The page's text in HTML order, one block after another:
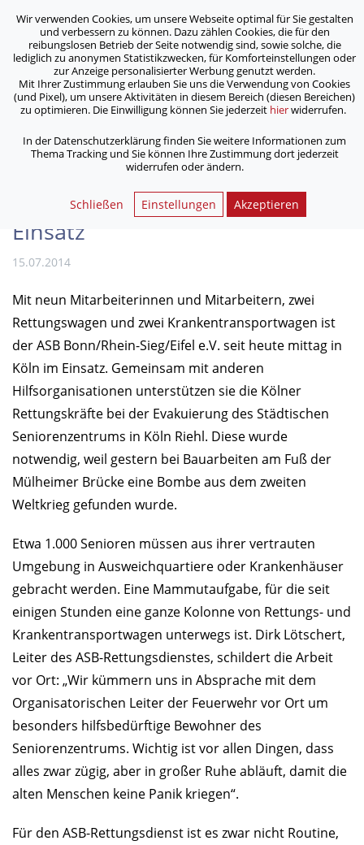
ASB Bonn/Rhein-Sieg/Eifel e.V.
bewegt Menschen
Home / Archiv /
ASB bei Evakuier­ungs­einsatz in Köln nach Bombenfund im
Köln nach Bombenfund im
Einsatz
15.07.2014
Mit neun Mitarbeiterinnen und Mitarbeitern, zwei
Rettungswagen und zwei Krankentransportwagen ist
der ASB Bonn/Rhein-Sieg/Eifel e.V. seit heute mittag in
Köln im Einsatz. Gemeinsam mit anderen
Hilfsorganisationen unterstützen sie die Kölner
Rettungskräfte bei der Evakuierung des Städtischen
Seniorenzentrums in Köln Riehl. Diese wurde
notwendig, weil gestern bei Bauarbeiten am Fuß der
Mülheimer Brücke eine Bombe aus dem zweiten
Weltkrieg gefunden wurde.
Etwa 1.000 Senioren müssen aus ihrer vertrauten
Umgebung in Ausweichquartiere oder Krankenhäuser
gebracht werden. Eine Mammutaufgabe, für die seit
einigen Stunden eine ganze Kolonne von Rettungs- und
Krankentransportwagen unterwegs ist. Dirk Lötschert,
Leiter des ASB-Rettungsdienstes, schildert die Arbeit
vor Ort: „Wir kümmern uns in Absprache mit dem
Organisatorischen Leiter der Feuerwehr vor Ort um
besonders hilfsbedürftige Bewohner des
Seniorenzentrums. Wichtig ist vor allen Dingen, dass
alles zwar zügig, aber in großer Ruhe abläuft, damit die
alten Menschen keine Panik kriegen“.
Für den ASB-Rettungsdienst ist es zwar nicht Routine,
Wir verwenden Cookies, um unsere Webseite optimal für Sie gestalten
und verbessern zu können. Dazu zählen Cookies, die für den
reibungslosen Betrieb der Seite notwendig sind, sowie solche, die
lediglich zu anonymen Statistikzwecken, für Komforteinstellungen oder
zur Anzeige personalisierter Werbung genutzt werden.
Mit Ihrer Zustimmung erlauben Sie uns die Verwendung von Cookies
(und Pixel), um unsere Aktivitäten in diesem Bereich (diesen Bereichen)
zu optimieren. Die Einwilligung können Sie jederzeit hierwiderrufen.
In der Datenschutzerklärung finden Sie weitere Informationen zum
Thema Tracking und Sie können Ihre Zustimmung dort jederzeit
widerrufen oder ändern.
Schließen Einstellungen Akzeptieren